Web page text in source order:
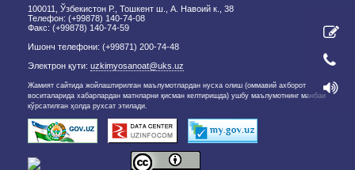
100011, Ўзбекистон Р., Тошкент ш., А. Навоий к., 38
Телефон: (+99878) 140-74-08
Факс: (+99878) 140-74-59
Ишонч телефони: (+99871) 200-74-48
Электрон қути: uzkimyosanoat@uks.uz
Жамият сайтида жойлаштирилган маълумотлардан нусха олиш (оммавий ахборот
воситаларида хабарлардан матнларни қисман келтиришда) ушбу маълумотнинг манбаи
кўрсатилган ҳолда рухсат этилади.